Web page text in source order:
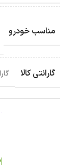
مناسب خودرو
گارانتی کالا